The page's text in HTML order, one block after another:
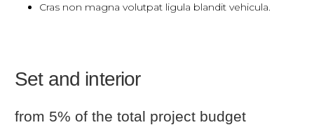
Cras non magna volutpat ligula blandit vehicula.
Set and interior
from 5% of the total project budget